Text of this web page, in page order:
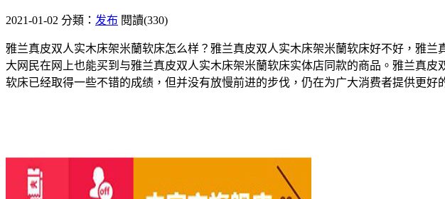
2021-01-02 分類： 发布 閱讀(330)
雅兰真皮双人实木床架米蘭软床怎么样？雅兰真皮双人实木床架米蘭软床好不好，雅
大网民在网上也能买到与雅兰真皮双人实木床架米蘭软床实体店同款的商品。雅兰真
软床已经取得一些不错的成绩，但并没有放慢前进的步伐，仍在为广大消费者提供更